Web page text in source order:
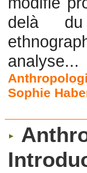
delà
analyse...
Sophie